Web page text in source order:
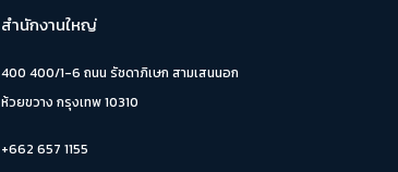
สำนักงานใหญ่
400 400/1-6 ถนน รัชดาภิเษก สามเสนนอก
ห้วยขวาง กรุงเทพ 10310
+662 657 1155